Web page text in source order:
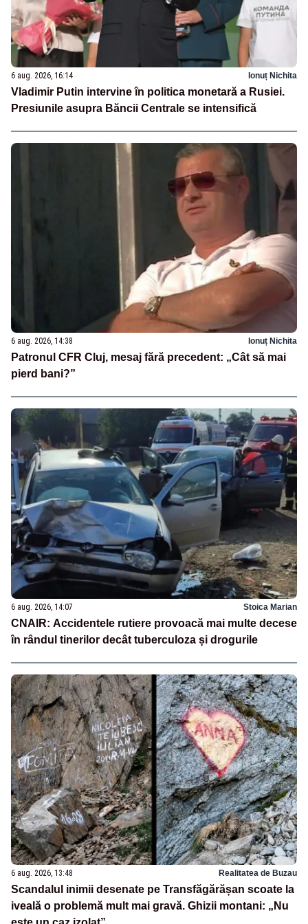
6 aug. 2026, 16:14 Ionuț Nichita
Vladimir Putin intervine în politica monetară a Rusiei.
Presiunile asupra Băncii Centrale se intensifică
6 aug. 2026, 14:38 Ionuț Nichita
Patronul CFR Cluj, mesaj fără precedent: „Cât să mai
pierd bani?”
6 aug. 2026, 14:07 Stoica Marian
CNAIR: Accidentele rutiere provoacă mai multe decese
în rândul tinerilor decât tuberculoza și drogurile
6 aug. 2026, 13:48 Realitatea de Buzau
Scandalul inimii desenate pe Transfăgărășan scoate la
iveală o problemă mult mai gravă. Ghizii montani: „Nu